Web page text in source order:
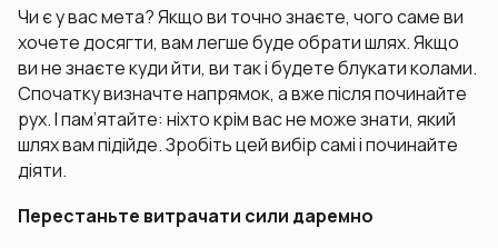
Чи є у вас мета? Якщо ви точно знаєте, чого саме ви
хочете досягти, вам легше буде обрати шлях. Якщо
ви не знаєте куди йти, ви так і будете блукати колами.
Спочатку визначте напрямок, а вже після починайте
рух. І пам’ятайте: ніхто крім вас не може знати, який
шлях вам підійде. Зробіть цей вибір самі і починайте
діяти.
Перестаньте витрачати сили даремно